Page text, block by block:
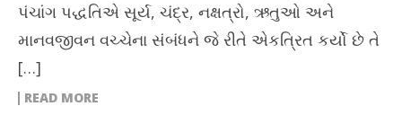
પંચાંગ પદ્ધતિએ સૂર્ય, ચંદ્ર, નક્ષત્રો, ઋતુઓ અને
માનવજીવન વચ્ચેના સંબંધને જે રીતે એકત્રિત કર્યો છે તે
[…]
READ MORE